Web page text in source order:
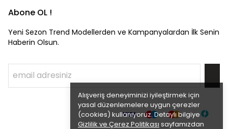
Alışveriş deneyiminizi iyileştirmek için
yasal düzenlemelere uygun çerezler
(cookies) kullanıyoruz. Detaylı bilgiye
Gizlilik ve Çerez Politikası sayfamızdan
Abone OL !
Yeni Sezon Trend Modellerden ve Kampanyalardan İlk Senin
Haberin Olsun.